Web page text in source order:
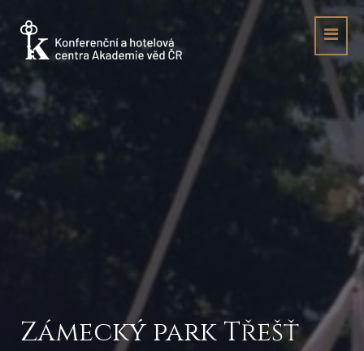
Zámecký park Třešť